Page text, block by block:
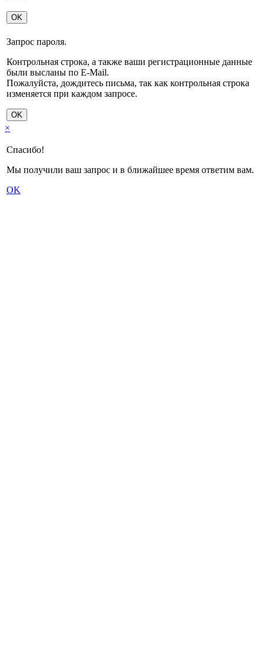
OK
Запрос пароля.
Контрольная строка, а также ваши регистрационные данные
были высланы по E-Mail.
Пожалуйста, дождитесь письма, так как контрольная строка
изменяется при каждом запросе.
OK
×
Спасибо!
Мы получили ваш запрос и в ближайшее время ответим вам.
OK